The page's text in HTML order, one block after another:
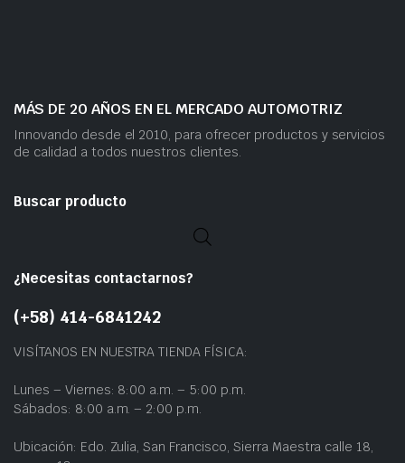
MÁS DE 20 AÑOS EN EL MERCADO AUTOMOTRIZ
Innovando desde el 2010, para ofrecer productos y servicios
de calidad a todos nuestros clientes.
Buscar producto
¿Necesitas contactarnos?
(+58) 414-6841242
VISÍTANOS EN NUESTRA TIENDA FÍSICA:
Lunes – Viernes: 8:00 a.m. – 5:00 p.m.
Sábados: 8:00 a.m. – 2:00 p.m.
Ubicación: Edo. Zulia, San Francisco, Sierra Maestra calle 18,